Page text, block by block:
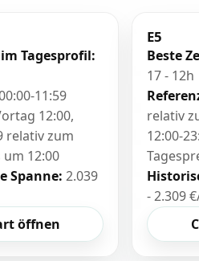
Tagesprofil:
11:59
12:00,
relativ zum
12:00
Spanne: 2.039
öffnen
E5
Beste
17 - 12h
relativ
12:00-
- 2.309